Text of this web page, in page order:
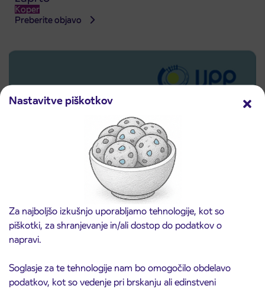
Nastavitve piškotkov
Za najboljšo izkušnjo uporabljamo tehnologije, kot so
piškotki, za shranjevanje in/ali dostop do podatkov o
napravi.
Soglasje za te tehnologije nam bo omogočilo obdelavo
podatkov, kot so vedenje pri brskanju ali edinstveni
Koper
Preberite objavo
3. 8. 2026
Predprodaja dijaških subvencioniranih IJPP
vozovnic za šolsko leto 2026/2027 se začne
21. avgusta
Preberite objavo